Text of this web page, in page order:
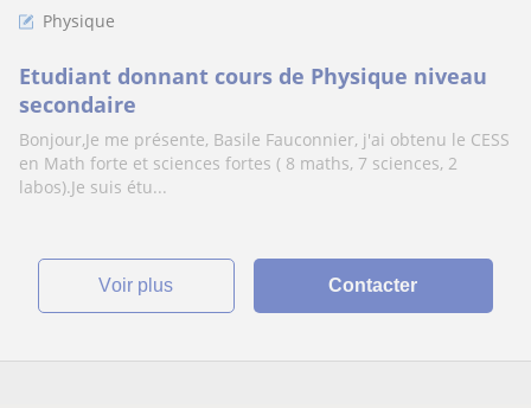
Physique
Etudiant donnant cours de Physique niveau
secondaire
Bonjour,Je me présente, Basile Fauconnier, j'ai obtenu le CESS
en Math forte et sciences fortes ( 8 maths, 7 sciences, 2
labos).Je suis étu...
voir plus Contacter